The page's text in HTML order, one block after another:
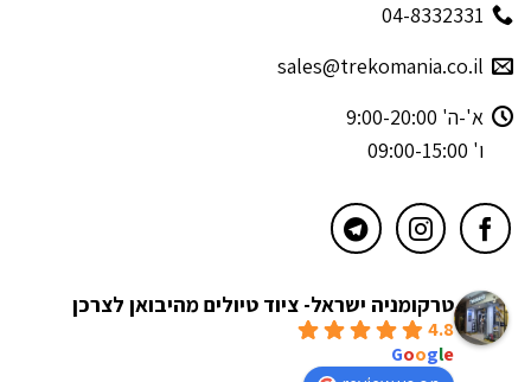
04-8332331
sales@trekomania.co.il
א'-ה' 9:00-20:00
ו' 09:00-15:00
טרקומניה ישראל- ציוד טיולים מהיבואן לצרכן
4.8
Google